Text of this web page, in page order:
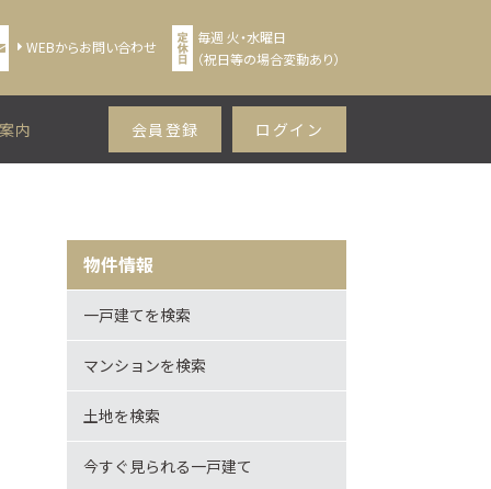
WEBからお問い合わせ
毎週 火・水曜日
（祝日等の場合変動あり）
内 会員登録 ログイン
物件情報
一戸建てを検索
マンションを検索
土地を検索
今すぐ見られる一戸建て